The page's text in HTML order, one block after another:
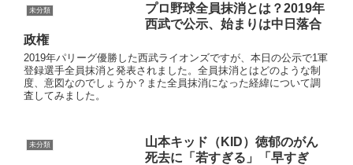
未分類
プロ野球全員抹消とは？2019年
西武で公示、始まりは中日落合
政権
2019年パリーグ優勝した西武ライオンズですが、本日の公示で1軍
登録選手全員抹消と発表されました。全員抹消とはどのような制
度、意図なのでしょうか？また全員抹消になった経緯について調
査してみました。
未分類
山本キッド（KID）徳郁のがん
死去に「若すぎる」「早すぎ